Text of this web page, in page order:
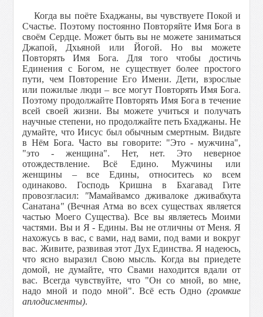
Когда вы поёте Бхаджаны, вы чувствуете Покой и
Счастье. Поэтому постоянно Повторяйте Имя Бога в
своём Сердце. Может быть вы не можете заниматься
Джапой, Дхьяной или Йогой. Но вы можете
Повторять Имя Бога. Для того чтобы достичь
Единения с Богом, не существует более простого
пути, чем Повторение Его Имени. Дети, взрослые
или пожилые люди – все могут Повторять Имя Бога.
Поэтому продолжайте Повторять Имя Бога в течение
всей своей жизни. Вы можете учиться и получать
научные степени, но продолжайте петь Бхаджаны. Не
думайте, что Иисус был обычным смертным. Видьте
в Нём Бога. Часто вы говорите: "Это - мужчина",
"это - женщина". Нет, нет. Это неверное
отождествление. Всё Едино. Мужчины или
женщины – все Едины, относитесь ко всем
одинаково. Господь Кришна в Бхагавад Гите
провозгласил:
"Мамайвамсо дживалоке дживабхута
Санатана" (Вечная Атма во всех существах является
частью Моего Существа). Все вы являетесь Моими
частями. Вы и Я - Едины. Вы не отличны от Меня. Я
нахожусь в вас, с вами, над вами, под вами и вокруг
вас. Живите, развивая этот Дух Единства. Я надеюсь,
что ясно выразил Свою мысль. Когда вы приедете
домой, не думайте, что Свами находится вдали от
вас. Всегда чувствуйте, что "Он со мной, во мне,
надо мной и подо мной". Всё есть Одно (громкие
аплодисменты).